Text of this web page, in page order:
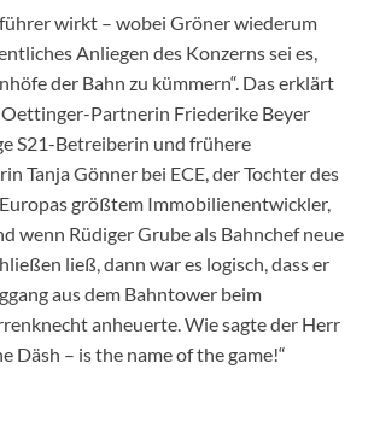
wirkt – wobei Gröner wiederum
Anliegen des Konzerns sei es,
der Bahn zu kümmern“. Das erklärt
Partnerin Friederike Beyer
S21-Betreiberin und frühere
Tanja Gönner bei ECE, der Tochter des
größtem Immobilienentwickler,
wenn Rüdiger Grube als Bahnchef neue
ließ, dann war es logisch, dass er
aus dem Bahntower beim
anheuerte. Wie sagte der Herr
Däsh – is the name of the game!“